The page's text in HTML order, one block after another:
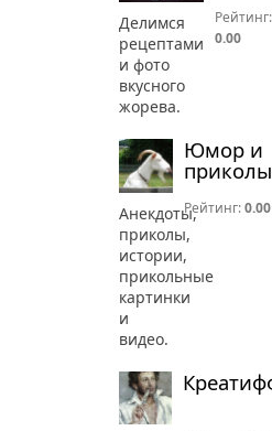
Делимся
рецептами
и фото
вкусного
жорева.
Рейтинг:
0.00
Юмор и
приколы
Анекдоты,
приколы,
истории,
прикольные
картинки
и
видео.
Рейтинг:0.00